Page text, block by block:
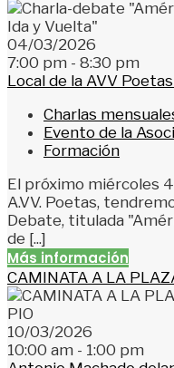
04/03/2026
7:00 pm - 8:30 pm
Local de la AVV
Charlas
Evento de la
Formación
El próximo miércoles
A.VV. Poetas,
Debate, titulada
de [...]
Más información
CAMINATA A LA
10/03/2026
10:00 am - 1:00 pm